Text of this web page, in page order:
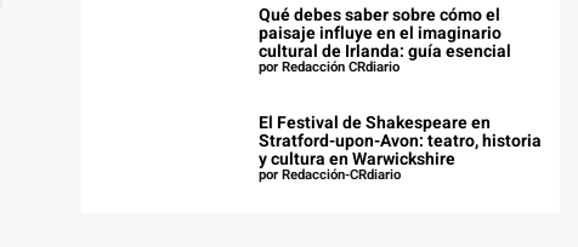
Qué debes saber sobre cómo el
paisaje influye en el imaginario
cultural de Irlanda: guía esencial
por Redacción CRdiario
El Festival de Shakespeare en
Stratford-upon-Avon: teatro, historia
y cultura en Warwickshire
por Redacción-CRdiario